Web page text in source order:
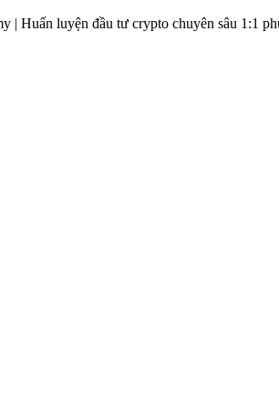
| Huấn luyện đầu tư crypto chuyên sâu 1:1